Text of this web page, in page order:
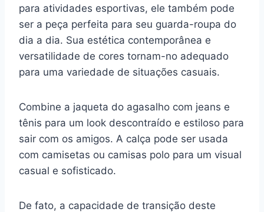
para atividades esportivas, ele também pode
ser a peça perfeita para seu guarda-roupa do
dia a dia. Sua estética contemporânea e
versatilidade de cores tornam-no adequado
para uma variedade de situações casuais.
Combine a jaqueta do agasalho com jeans e
tênis para um look descontraído e estiloso para
sair com os amigos. A calça pode ser usada
com camisetas ou camisas polo para um visual
casual e sofisticado.
De fato, a capacidade de transição deste